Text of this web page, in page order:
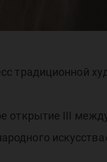
традиционной
III